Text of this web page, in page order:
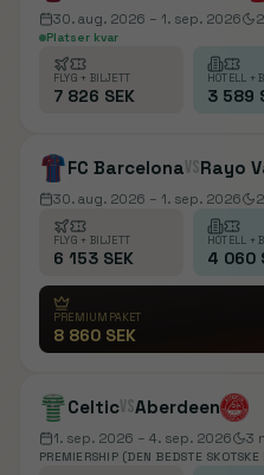
30. aug. 2026 – 1. sep. 2026 2
Platser kvar
FLYG + BILJETT
7 826 SEK
HOTELL +
3 589
FC BarcelonavsRayo
30. aug. 2026 – 1. sep. 2026 2
FLYG + BILJETT
6 153 SEK
HOTELL +
4 060
PREMIUMPAKET
8 860 SEK
CelticvsAberdeen
1. sep. 2026 – 4. sep. 2026 3
PREMIERSHIP (DEN BEDSTE